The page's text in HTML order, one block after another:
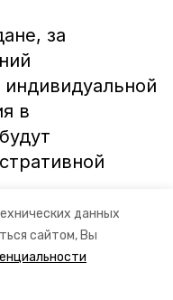
данных
сайтом, Вы
за
индивидуальной
в
СК